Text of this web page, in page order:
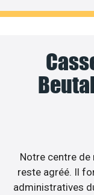
Notre centre de
reste agréé. Il
administratives